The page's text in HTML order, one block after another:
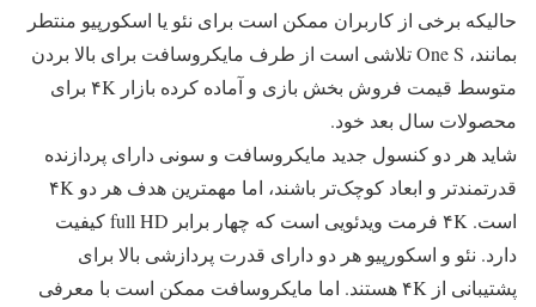
حالیکه برخی از کاربران ممکن است برای نئو یا اسکورپیو منتطر
بمانند، One S تلاشی است از طرف مایکروسافت برای بالا بردن
متوسط قیمت فروش بخش بازی و آماده کرده بازار ۴K برای
محصولات سال بعد خود.
شاید هر دو کنسول جدید مایکروسافت و سونی دارای پردازنده
قدرتمندتر و ابعاد کوچک‌تر باشند، اما مهمترین هدف هر دو ۴K
است. ۴K فرمت ویدئویی است که چهار برابر full HD کیفیت
دارد. نئو و اسکورپیو هر دو دارای قدرت پردازشی بالا برای
پشتیبانی از ۴K هستند. اما مایکروسافت ممکن است با معرفی